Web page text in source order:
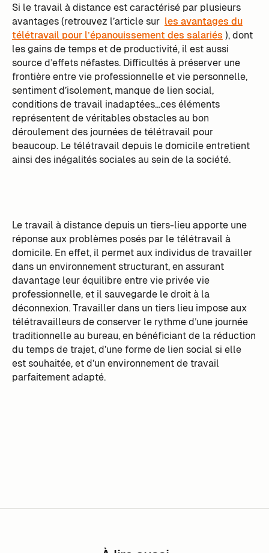
Si le travail à distance est caractérisé par plusieurs
avantages (retrouvez l’article sur les avantages du
télétravail pour l’épanouissement des salariés ), dont
les gains de temps et de productivité, il est aussi
source d’effets néfastes. Difficultés à préserver une
frontière entre vie professionnelle et vie personnelle,
sentiment d’isolement, manque de lien social,
conditions de travail inadaptées…ces éléments
représentent de véritables obstacles au bon
déroulement des journées de télétravail pour
beaucoup. Le télétravail depuis le domicile entretient
ainsi des inégalités sociales au sein de la société.
Le travail à distance depuis un tiers-lieu apporte une
réponse aux problèmes posés par le télétravail à
domicile. En effet, il permet aux individus de travailler
dans un environnement structurant, en assurant
davantage leur équilibre entre vie privée vie
professionnelle, et il sauvegarde le droit à la
déconnexion. Travailler dans un tiers lieu impose aux
télétravailleurs de conserver le rythme d’une journée
traditionnelle au bureau, en bénéficiant de la réduction
du temps de trajet, d’une forme de lien social si elle
est souhaitée, et d’un environnement de travail
parfaitement adapté.